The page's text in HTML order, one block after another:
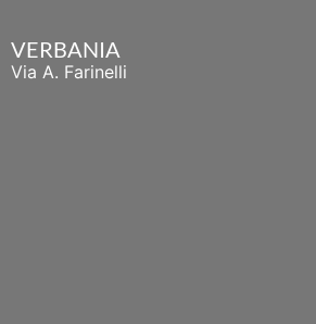
VERBANIA
Via A. Farinelli